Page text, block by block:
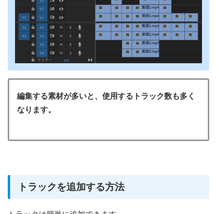
編集する素材が多いと、使用するトラック数も多く
なります。
トラックを追加する方法